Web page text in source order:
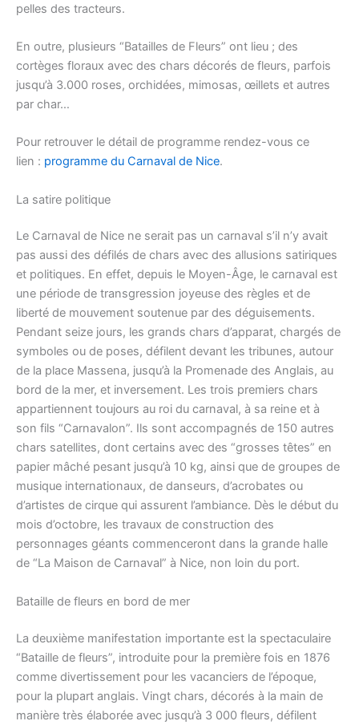
pelles des tracteurs.
En outre, plusieurs “Batailles de Fleurs” ont lieu ; des
cortèges floraux avec des chars décorés de fleurs, parfois
jusqu’à 3.000 roses, orchidées, mimosas, œillets et autres
par char…
Pour retrouver le détail de programme rendez-vous ce
lien : programme du Carnaval de Nice.
La satire politique
Le Carnaval de Nice ne serait pas un carnaval s’il n’y avait
pas aussi des défilés de chars avec des allusions satiriques
et politiques. En effet, depuis le Moyen-Âge, le carnaval est
une période de transgression joyeuse des règles et de
liberté de mouvement soutenue par des déguisements.
Pendant seize jours, les grands chars d’apparat, chargés de
symboles ou de poses, défilent devant les tribunes, autour
de la place Massena, jusqu’à la Promenade des Anglais, au
bord de la mer, et inversement. Les trois premiers chars
appartiennent toujours au roi du carnaval, à sa reine et à
son fils “Carnavalon”. Ils sont accompagnés de 150 autres
chars satellites, dont certains avec des “grosses têtes” en
papier mâché pesant jusqu’à 10 kg, ainsi que de groupes de
musique internationaux, de danseurs, d’acrobates ou
d’artistes de cirque qui assurent l’ambiance. Dès le début du
mois d’octobre, les travaux de construction des
personnages géants commenceront dans la grande halle
de “La Maison de Carnaval” à Nice, non loin du port.
Bataille de fleurs en bord de mer
La deuxième manifestation importante est la spectaculaire
“Bataille de fleurs”, introduite pour la première fois en 1876
comme divertissement pour les vacanciers de l’époque,
pour la plupart anglais. Vingt chars, décorés à la main de
manière très élaborée avec jusqu’à 3 000 fleurs, défilent